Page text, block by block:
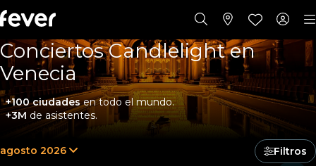
Conciertos Candlelight en
Venecia
+100 ciudadesen todo el mundo.
+3M de asistentes.
agosto 2026 Filtros